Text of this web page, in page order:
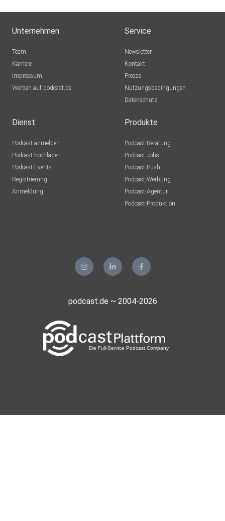
axelcgn
Köln
kathrin88
felix1230
Busta
Unternehmen
Team
Karriere
Impressum
Werben auf podcast.de
Service
Newsletter
Kontakt
Presse
Nutzungsbedingungen
Datenschutz
Dienst
Podcast anmelden
Podcast hochladen
Podcast-Events
Registrierung
Anmeldung
Produkte
Podcast-Beratung
Podcast-Jobs
Podcast-Push
Podcast-Werbung
Podcast-Agentur
Podcast-Produktion
podcast.de ~ 2004-2026